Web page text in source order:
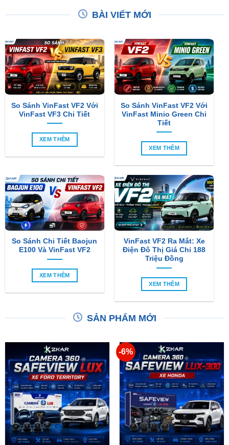
So Sánh VinFast VF2 Với
VinFast VF3 Chi Tiết
XEM THÊM
So Sánh VinFast VF2 Với
VinFast Minio Green Chi
Tiết
XEM THÊM
So Sánh Chi Tiết Baojun
E100 Và VinFast VF2
XEM THÊM
VinFast VF2 Ra Mắt: Xe
Điện Đô Thị Giá Chỉ 188
Triệu Đồng
XEM THÊM
SẢN PHẨM MỚI
Camera 360 SAFEVIEW
LUX Dành Cho Ford
Camera 360 Dành Riêng
Cho Xe Honda CRV